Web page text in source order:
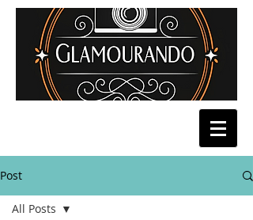
Post
All Posts